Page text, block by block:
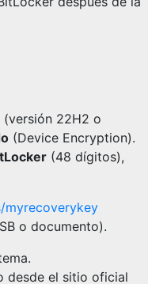
(versión 22H2 o
(Device Encryption).
(48 dígitos),
myrecoverykey
o documento).
desde el sitio oficial